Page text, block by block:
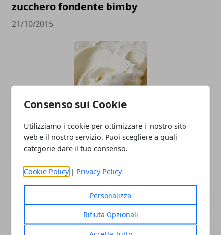
Consenso sui Cookie
Utilizziamo i cookie per ottimizzare il nostro sito
web e il nostro servizio. Puoi scegliere a quali
categorie dare il tuo consenso.
Cookie Policy | Privacy Policy
Personalizza
Rifiuta Opzionali
zucchero fondente bimby
21/10/2015
Crema al mascarpone Bimby
11/03/2015